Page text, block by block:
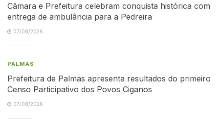
Câmara e Prefeitura celebram conquista histórica com
entrega de ambulância para a Pedreira
07/08/2026
PALMAS
Prefeitura de Palmas apresenta resultados do primeiro
Censo Participativo dos Povos Ciganos
07/08/2026